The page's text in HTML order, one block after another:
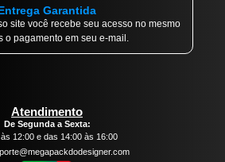
Garantida
site você recebe seu acesso no mesmo
o pagamento em seu e-mail.
Atendimento
De Segunda a Sexta:
12:00 e das 14:00 às 16:00